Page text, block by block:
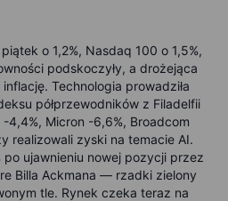
o 1,2%, Nasdaq 100 o 1,5%,
podskoczyły, a drożejąca
Technologia prowadziła
półprzewodników z Filadelfii
4,4%, Micron -6,6%, Broadcom
realizowali zyski na temacie AI.
po ujawnieniu nowej pozycji przez
Billa Ackmana — rzadki zielony
tle. Rynek czeka teraz na